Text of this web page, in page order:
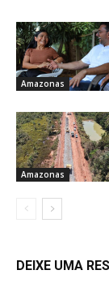
Amazonas
Amazonas
DEIXE UMA